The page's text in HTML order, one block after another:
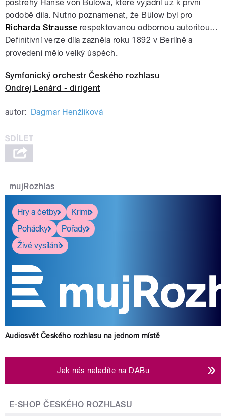
postřehy Hanse von Bülowa, které vyjádřil už k první
podobě díla. Nutno poznamenat, že Bülow byl pro
Richarda Strausse respektovanou odbornou autoritou…
Definitivní verze díla zazněla roku 1892 v Berlíně a
provedení mělo velký úspěch.
Symfonický orchestr Českého rozhlasu
Ondrej Lenárd - dirigent
autor: Dagmar Henžlíková
mujRozhlas
Hry a četby
Krimi
Pohádky
Pořady
Živé vysílání
Audiosvět Českého rozhlasu na jednom místě
Jak nás naladíte na DABu
E-SHOP ČESKÉHO ROZHLASU